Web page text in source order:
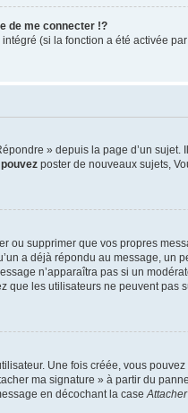
de me connecter !?
(si la fonction a été activée
» depuis la page d’un
pouvez poster de nouveaux sujets,
ou supprimer que vos propres
a déjà répondu au message, un
n’apparaîtra pas si un
que les utilisateurs ne peuvent pas
Une fois créée, vous
ma signature » à partir du
en décochant la case